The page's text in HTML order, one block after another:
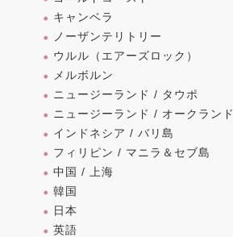
キャンベラ
ノーザンテリトリー
ウルル（エアーズロック）
メルボルン
ニュージーランド / タウポ
ニュージーランド / オークランド
インドネシア / バリ島
フィリピン / マニラ＆セブ島
中国 / 上海
韓国
日本
英語